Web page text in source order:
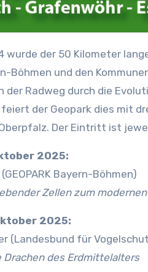
Böhmen und den
Radweg durch die
der Geopark dies mit
Der Eintritt ist
2025:
Bayern-Böhmen)
Zellen zum
2025:
(Landesbund für
Drachen des Erdmittelalters